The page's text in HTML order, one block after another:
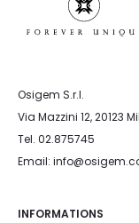
Osigem S.r.l.
Via Mazzini 12, 20123
Tel. 02.875745
Email:
INFORMATIONS